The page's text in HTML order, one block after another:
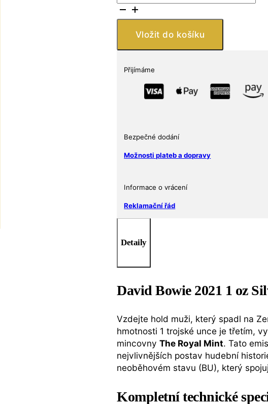
mince
David
Bowie
2021
Legends
Vložit do košíku
Přijímáme
Bezpečné dodání
Možnosti plateb a dopravy
Informace o vrácení
Reklamační řád
Detaily
David Bowie 2021 1 oz
Vzdejte hold muži, který spadl na
hmotnosti 1 trojské unce je třetím,
mincovnyThe Royal Mint. Tato
nejvlivnějších postav hudební
neoběhovém stavu (BU), který
Kompletní technické